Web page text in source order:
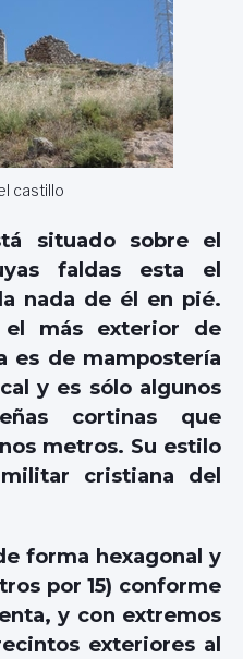
castillo
situado sobre el
faldas esta el
nada de él en pié.
más exterior de
es de mampostería
y es sólo algunos
cortinas que
metros. Su estilo
cristiana del
hexagonal y
por 15) conforme
y con extremos
exteriores al